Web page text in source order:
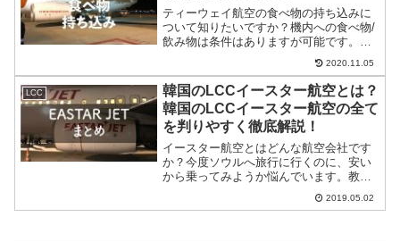
ティーウェイ航空の食べ物の持ち込みに
ついて知りたいですか？機内への食べ物/
飲み物は条件はありますが可能です。テ
ィーウェイ航空で食べ物の機内持ち込み
について知りたい方はご覧ください。
2020.11.05
LCC
韓国のLCCイースター航空とは？
韓国のLCCイースター航空の全て
を判りやすく徹底解説！
イースター航空とはどんな航空会社です
か？今度ソウルへ旅行に行くのに、安い
から乗ってみようか悩んでいます。教え
てください。こういった疑問にお答えし
ます。この記事のポイント イースター航
2019.05.02